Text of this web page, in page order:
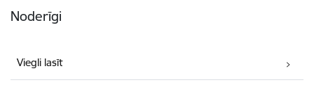
Noderīgi
Viegli lasīt